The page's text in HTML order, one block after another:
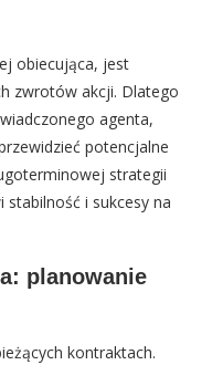
obiecująca, jest
zwrotów akcji. Dlatego
agenta,
potencjalne
strategii
i sukcesy na
planowanie
kontraktach.